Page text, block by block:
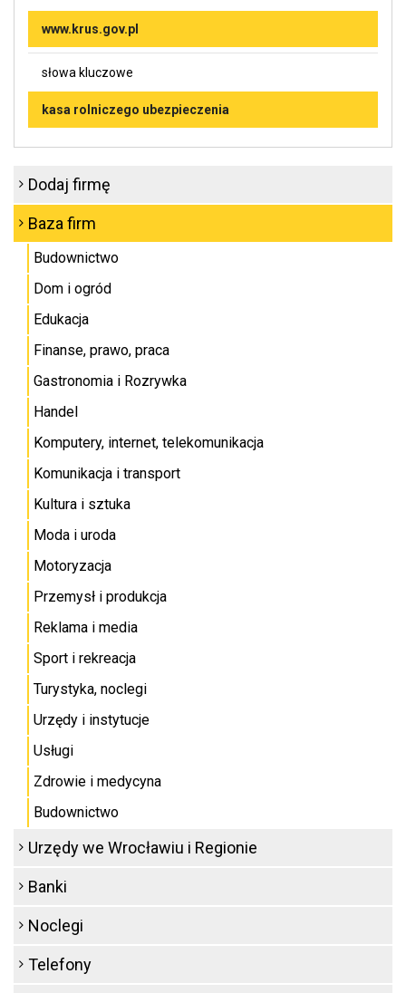
www.krus.gov.pl
słowa kluczowe
kasa rolniczego ubezpieczenia
Dodaj firmę
Baza firm
Budownictwo
Dom i ogród
Edukacja
Finanse, prawo, praca
Gastronomia i Rozrywka
Handel
Komputery, internet, telekomunikacja
Komunikacja i transport
Kultura i sztuka
Moda i uroda
Motoryzacja
Przemysł i produkcja
Reklama i media
Sport i rekreacja
Turystyka, noclegi
Urzędy i instytucje
Usługi
Zdrowie i medycyna
Budownictwo
Urzędy we Wrocławiu i Regionie
Banki
Noclegi
Telefony